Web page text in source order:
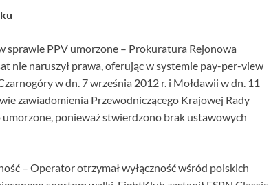
sprawie PPV umorzone – Prokuratura Rejonowa
nie naruszył prawa, oferując w systemie pay-per-view
w dn. 7 września 2012 r. i Mołdawii w dn. 11
zawiadomienia Przewodniczącego Krajowej Rady
umorzone, ponieważ stwierdzono brak ustawowych
– Operator otrzymał wyłączność wśród polskich